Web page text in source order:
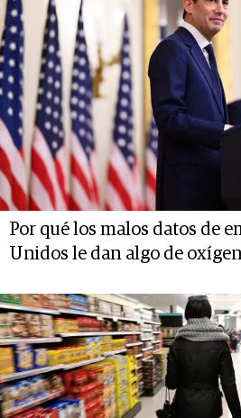
Por qué los malos datos de
Unidos le dan algo de